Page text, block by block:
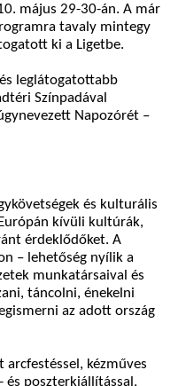
május 29-30-án. A már
tavaly mintegy
ki a Ligetbe.
leglátogatottabb
Színpadával
Napozórét –
és kulturális
kívüli kultúrák,
érdeklődőket. A
– lehetőség nyílik a
munkatársaival és
táncolni, énekelni
az adott ország
kézműves
és poszterkiállítással,